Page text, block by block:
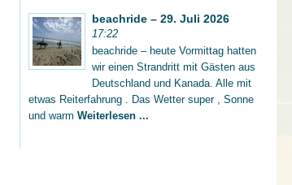
beachride – 29. Juli 2026
17:22
beachride – heute Vormittag hatten
wir einen Strandritt mit Gästen aus
Deutschland und Kanada. Alle mit
etwas Reiterfahrung . Das Wetter super , Sonne
und warm Weiterlesen ...